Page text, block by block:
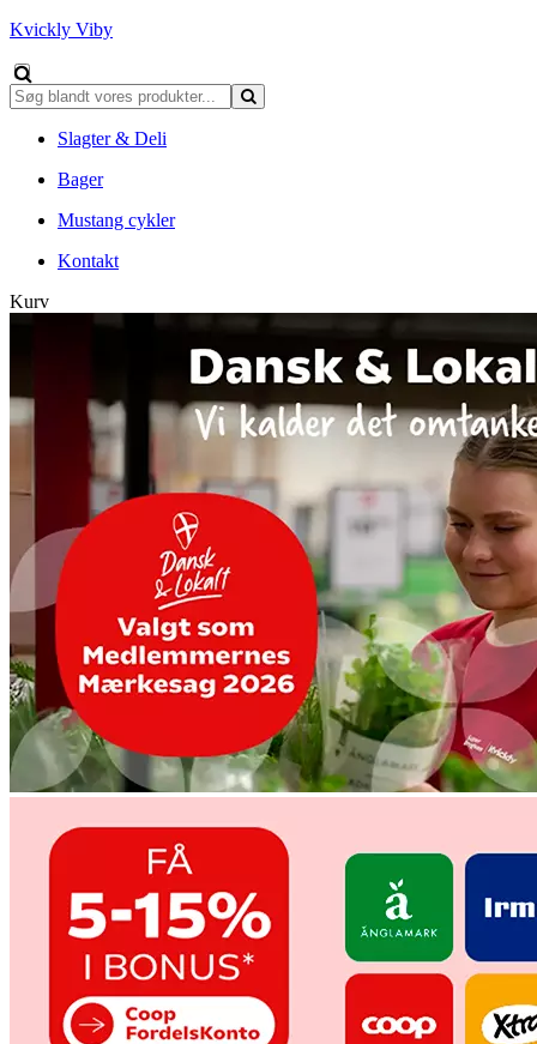
Kvickly Viby
Slagter & Deli
Bager
Mustang cykler
Kontakt
Kurv